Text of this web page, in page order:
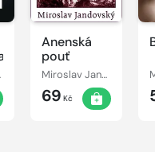
Anenská
pouť
Miroslav Jandovský
69 Kč